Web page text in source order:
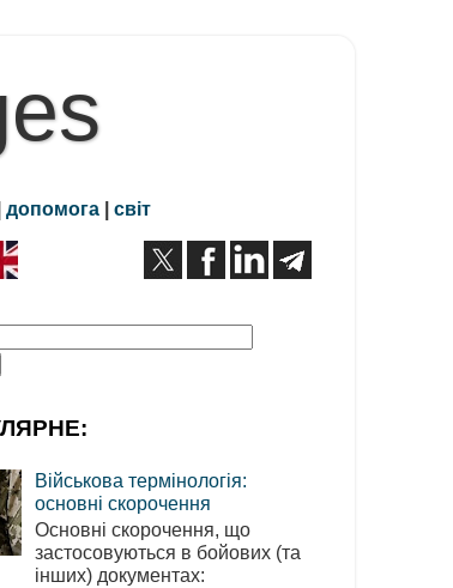
допомога | світ
Військова термінологія:
основні скорочення
Основні скорочення, що
застосовуються в бойових (та
інших) документах: